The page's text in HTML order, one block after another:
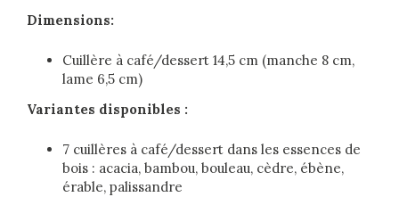
Dimensions:
Cuillère à café/dessert 14,5 cm (manche 8 cm,
lame 6,5 cm)
Variantes disponibles :
7 cuillères à café/dessert dans les essences de
bois : acacia, bambou, bouleau, cèdre, ébène,
érable, palissandre